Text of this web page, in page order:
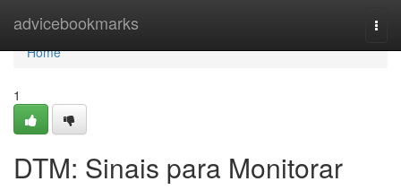
advicebookmarks
Home
Home
1
DTM: Sinais para Monitorar